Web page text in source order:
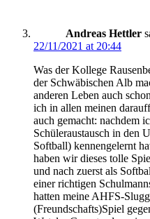
Andreas Hettler
22/11/2021 at 20:44
Was der Kollege
der Schwäbischen Alb
anderen Leben auch
ich in allen meinen
auch gemacht: nachdem
Schüleraustausch in den
Softball) kennengelernt
haben wir dieses tolle
und nach zuerst als
einer richtigen
hatten meine AHFS-
(Freundschafts)Spiel